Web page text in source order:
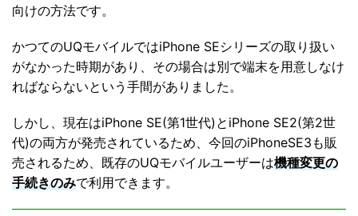
向けの方法です。
かつてのUQモバイルではiPhone SEシリーズの取り扱い
がなかった時期があり、その場合は別で端末を用意しなけ
ればならないという手間がありました。
しかし、現在はiPhone SE(第1世代)とiPhone SE2(第2世
代)の両方が発売されているため、今回のiPhoneSE3も販
売されるため、既存のUQモバイルユーザーは機種変更の
手続きのみで利用できます。